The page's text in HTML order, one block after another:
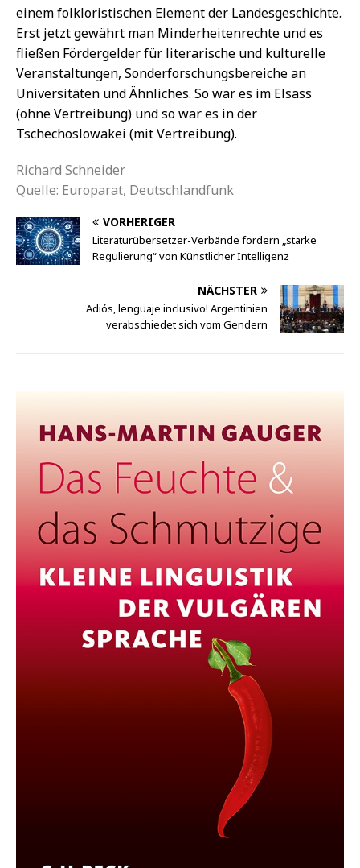
einem folkloristischen Element der Landesgeschichte.
Erst jetzt gewährt man Minderheitenrechte und es
fließen Fördergelder für literarische und kulturelle
Veranstaltungen, Sonderforschungsbereiche an
Universitäten und Ähnliches. So war es im Elsass
(ohne Vertreibung) und so war es in der
Tschechoslowakei (mit Vertreibung).
Richard Schneider
Quelle: Europarat, Deutschlandfunk
VORHERIGER
Literaturübersetzer-Verbände fordern „starke
Regulierung“ von Künstlicher Intelligenz
NÄCHSTER
Adiós, lenguaje inclusivo! Argentinien
verabschiedet sich vom Gendern